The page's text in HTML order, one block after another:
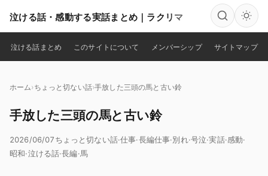
泣ける話・感動する実話まとめ｜ラクリマ
検索
泣ける話まとめ このサイトについて メンバーシップ サイトマップ
ホーム ちょっと切ない話 手放した三頭の馬と古い鈴
手放した三頭の馬と古い鈴
2026/06/07 ちょっと切ない話·仕事·長編仕事·別れ·号泣·実話·感動·
昭和·泣ける話·長編·馬